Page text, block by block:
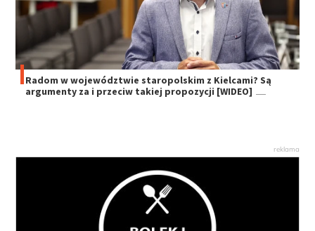
Radom w województwie staropolskim z Kielcami? Są
argumenty za i przeciw takiej propozycji [WIDEO]